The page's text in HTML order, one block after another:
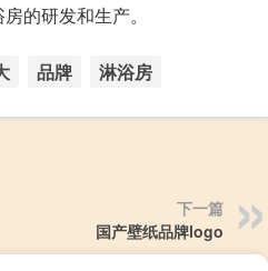
的研发和生产。
品牌 淋浴房
下一篇
国产壁纸品牌logo